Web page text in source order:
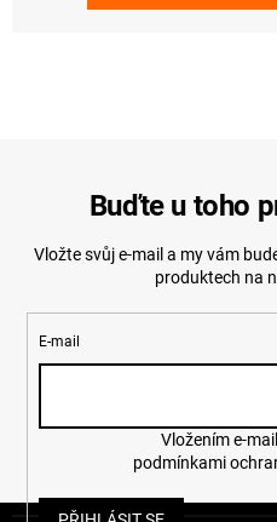
Buďte u toho
Vložte svůj e-mail a my vám
produktech na
E-mail
podmínkami